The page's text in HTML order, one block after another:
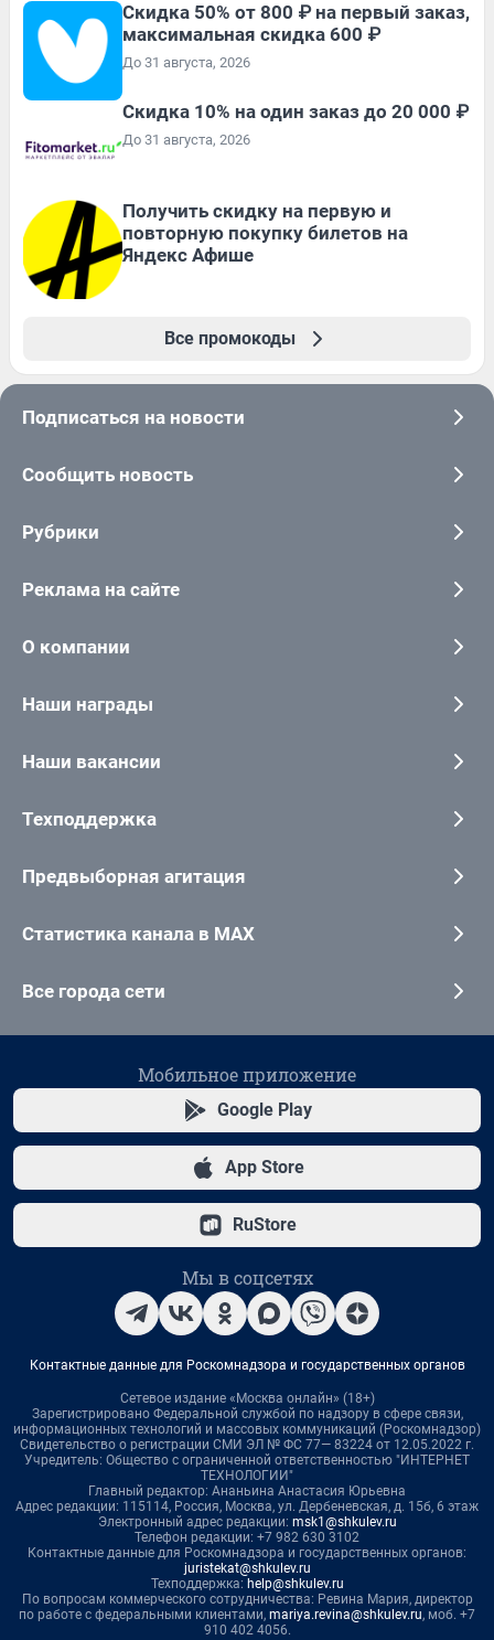
Скидка 50% от 800 ₽ на первый заказ,
максимальная скидка 600 ₽
До 31 августа, 2026
Скидка 10% на один заказ до 20 000 ₽
До 31 августа, 2026
Получить скидку на первую и
повторную покупку билетов на
Яндекс Афише
Все промокоды
Подписаться на новости
Сообщить новость
Рубрики
Реклама на сайте
О компании
Наши награды
Наши вакансии
Техподдержка
Предвыборная агитация
Статистика канала в MAX
Все города сети
Мобильное приложение
Google Play
App Store
RuStore
Мы в соцсетях
Контактные данные для Роскомнадзора и государственных органов
Сетевое издание «Москва онлайн» (18+)
Зарегистрировано Федеральной службой по надзору в сфере связи,
информационных технологий и массовых коммуникаций (Роскомнадзор)
Свидетельство о регистрации СМИ ЭЛ № ФС 77— 83224 от 12.05.2022 г.
Учредитель: Общество с ограниченной ответственностью "ИНТЕРНЕТ
ТЕХНОЛОГИИ"
Главный редактор: Ананьина Анастасия Юрьевна
Адрес редакции: 115114, Россия, Москва, ул. Дербеневская, д. 15б, 6 этаж
Электронный адрес редакции: msk1@shkulev.ru
Телефон редакции: +7 982 630 3102
Контактные данные для Роскомнадзора и государственных органов:
juristekat@shkulev.ru
Техподдержка: help@shkulev.ru
По вопросам коммерческого сотрудничества: Ревина Мария, директор
по работе с федеральными клиентами, mariya.revina@shkulev.ru, моб. +7
910 402 4056.